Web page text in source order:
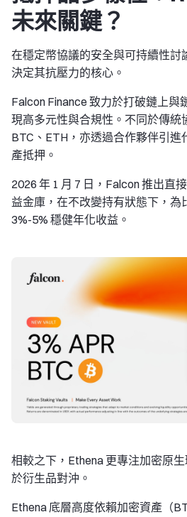
未來關鍵？
在穩定幣協議的安全與可持續性討
決定其抗壓力的核心。
Falcon Finance 致力於打破鏈上與
現高多元性與合規性。不同於傳統
BTC、ETH，亦透過合作夥伴引進
產抵押。
2026 年 1 月 7 日，Falcon 推出直
益金庫，在不改變持有狀態下，為
3%-5% 穩健年化收益。
相較之下，Ethena 更專注加密原
於衍生品對沖 。
Ethena 底層高度依賴加密資產（